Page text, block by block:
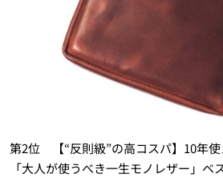
第2位 【“反則級”の高コスパ】10年使
「大人が使うべき一生モノレザー」